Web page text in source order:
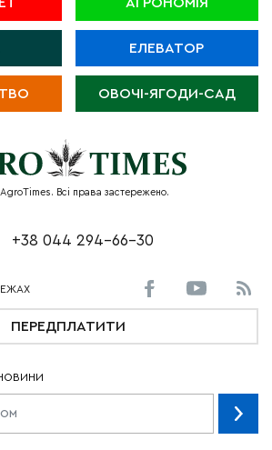
ЕЛЕВАТОР
ОВОЧІ-ЯГОДИ-САД
Всі права застережено.
+38 044 294-66-30
ПЕРЕДПЛАТИТИ